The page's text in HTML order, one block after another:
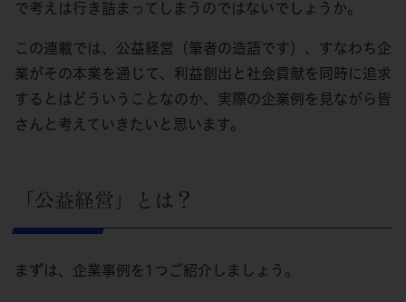
で考えは行き詰まってしまうのではないでしょうか。
この連載では、公益経営（筆者の造語です）、すなわち企
業がその本業を通じて、利益創出と社会貢献を同時に追求
するとはどういうことなのか、実際の企業例を見ながら皆
さんと考えていきたいと思います。
「公益経営」とは？
まずは、企業事例を1つご紹介しましょう。